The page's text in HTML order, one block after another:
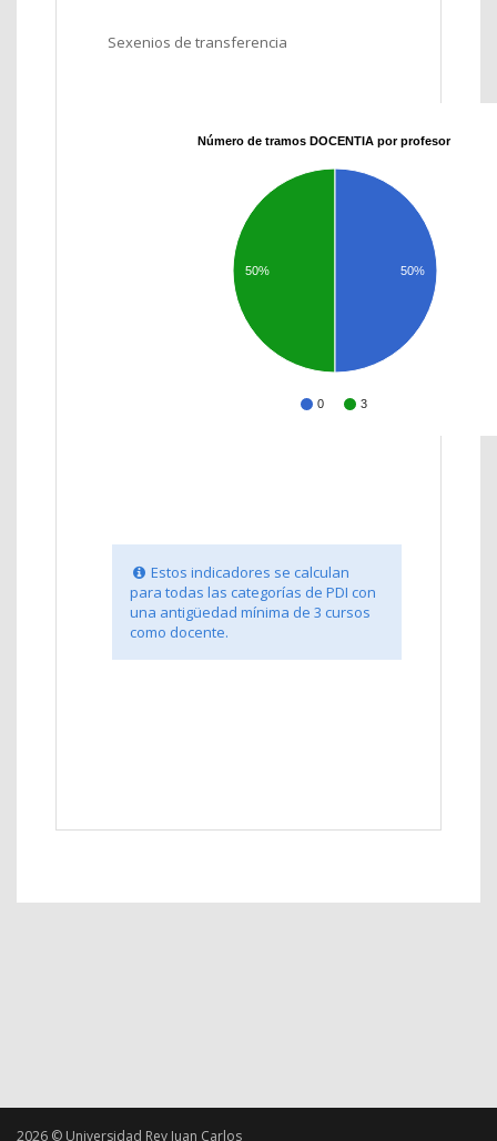
Sexenios de transferencia
Número de tramos DOCENTIA por profesor
0 3
50% 50%
Estos indicadores se calculan
para todas las categorías de PDI con
una antigüedad mínima de 3 cursos
como docente.
2026 © Universidad Rey Juan Carlos